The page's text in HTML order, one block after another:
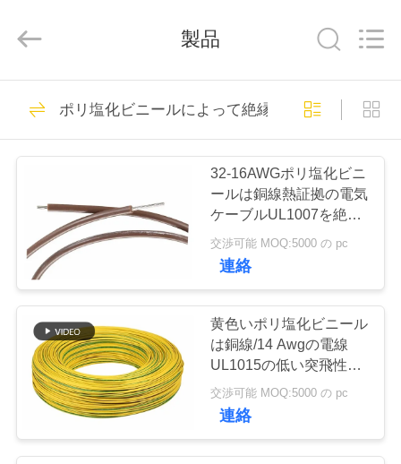
プ
ク
ト
に
supplier.
Copyright
-
Shenzhen
適用範囲が広い絶縁
されたワイヤー
223
シリコーンによっ
て絶縁されるワイ
ヤー
254
製品
ポリ塩化ビニールによって絶縁される銅線
32-16AWGポリ塩化ビニ
ールは銅線熱証拠の電気
ケーブルUL1007を絶縁
しました
交渉可能 MOQ:5000 の pc
連絡
黄色いポリ塩化ビニール
は銅線/14 Awgの電線
UL1015の低い突飛性を
絶縁しました
交渉可能 MOQ:5000 の pc
連絡